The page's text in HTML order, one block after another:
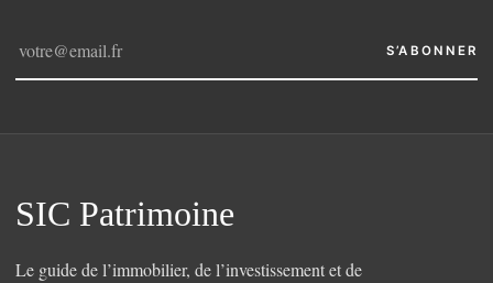
S’ABONNER
SIC Patrimoine
Le guide de l’immobilier, de l’investissement et de